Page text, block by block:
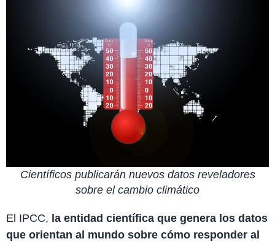
Científicos publicarán nuevos datos reveladores
sobre el cambio climático
El IPCC, la entidad científica que genera los datos
que orientan al mundo sobre cómo responder al